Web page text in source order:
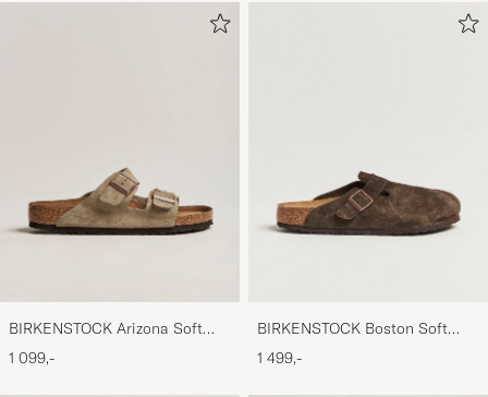
BIRKENSTOCK Arizona Soft
Footbed Taupe Suede
1 099,-
BIRKENSTOCK Boston Soft
Footbed Mocca Suede
1 499,-